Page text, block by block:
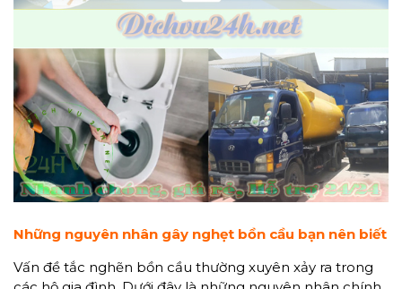
Những nguyên nhân gây nghẹt bồn cầu bạn nên biết
Vấn đề tắc nghẽn bồn cầu thường xuyên xảy ra trong